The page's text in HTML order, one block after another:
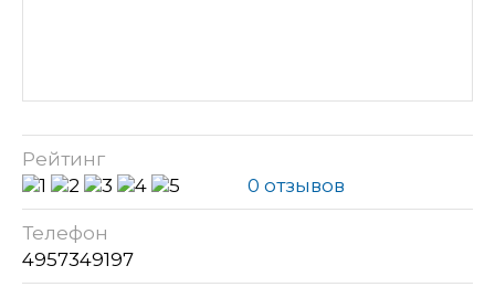
Рейтинг
0 отзывов
Телефон
4957349197